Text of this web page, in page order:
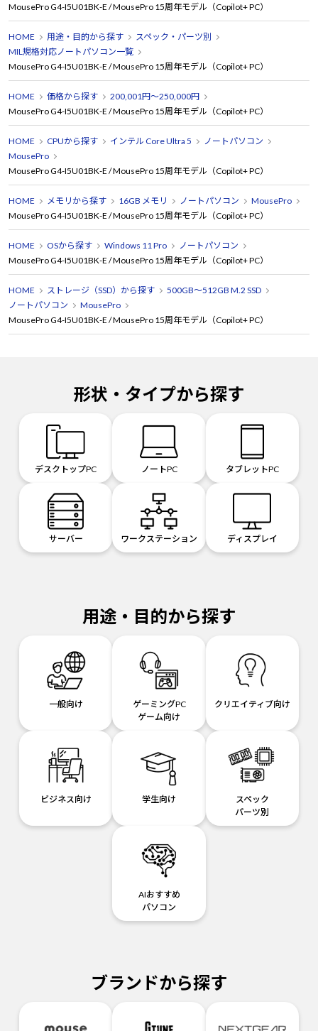
MousePro G4-I5U01BK-E / MousePro 15周年モデル（Copilot+ PC）
HOME 用途・目的から探す
スペック・パーツ別
MIL規格対応ノートパソコン一覧
MousePro G4-I5U01BK-E / MousePro 15周年モデル（Copilot+ PC）
HOME 価格から探す
200,001円～250,000円
MousePro G4-I5U01BK-E / MousePro 15周年モデル（Copilot+ PC）
HOME CPUから探す インテル Core Ultra 5
ノートパソコン
MousePro
MousePro G4-I5U01BK-E / MousePro 15周年モデル（Copilot+ PC）
HOME メモリから探す 16GB メモリ ノートパソコン
MousePro
MousePro G4-I5U01BK-E / MousePro 15周年モデル（Copilot+ PC）
HOME OSから探す Windows 11 Pro
ノートパソコン
MousePro G4-I5U01BK-E / MousePro 15周年モデル（Copilot+ PC）
HOME ストレージ（SSD）から探す
500GB～512GB M.2 SSD
ノートパソコン
MousePro
MousePro G4-I5U01BK-E / MousePro 15周年モデル（Copilot+ PC）
形状・タイプから探す
デスクトップPC ノートPC タブレットPC
サーバー ワークステーション ディスプレイ
用途・目的から探す
一般向け
ゲーミングPC
ゲーム向け
クリエイティブ向け
ビジネス向け 学生向け
スペック
パーツ別
AIおすすめ
パソコン
ブランドから探す